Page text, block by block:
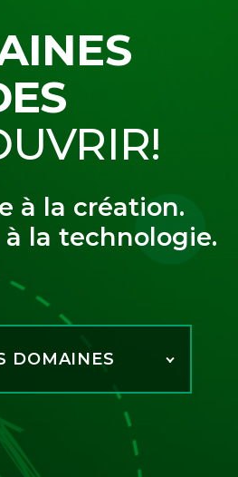
à la création.
à la technologie.
DOMAINES